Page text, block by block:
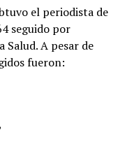
el periodista de
seguido por
Salud. A pesar de
fueron: